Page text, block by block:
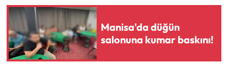
Manisa'da düğün
salonuna kumar baskını!